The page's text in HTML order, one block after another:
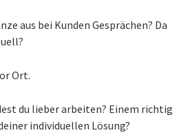
aus bei Kunden Gesprächen? Da
Ort.
du lieber arbeiten? Einem richtig
individuellen Lösung?